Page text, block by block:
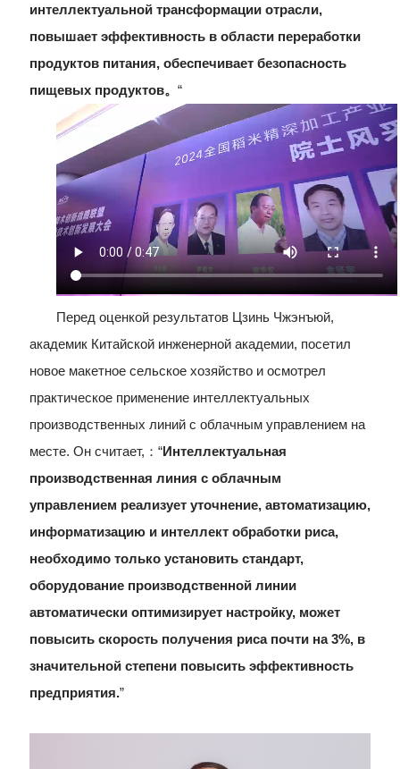
интеллектуальной трансформации отрасли,
повышает эффективность в области переработки
продуктов питания, обеспечивает безопасность
пищевых продуктов。 “
Перед оценкой результатов Цзинь Чжэнъюй,
академик Китайской инженерной академии, посетил
новое макетное сельское хозяйство и осмотрел
практическое применение интеллектуальных
производственных линий с облачным управлением на
месте. Он считает,：“Интеллектуальная
производственная линия с облачным
управлением реализует уточнение, автоматизацию,
информатизацию и интеллект обработки риса,
необходимо только установить стандарт,
оборудование производственной линии
автоматически оптимизирует настройку, может
повысить скорость получения риса почти на 3%, в
значительной степени повысить эффективность
предприятия.”